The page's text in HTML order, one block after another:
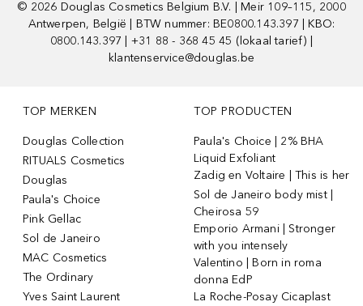
© 2026 Douglas Cosmetics Belgium B.V. | Meir 109–115, 2000
Antwerpen, België | BTW nummer: BE0800.143.397 | KBO:
0800.143.397 | +31 88 - 368 45 45 (lokaal tarief) |
klantenservice@douglas.be
TOP MERKEN
Douglas Collection
RITUALS Cosmetics
Douglas
Paula's Choice
Pink Gellac
Sol de Janeiro
MAC Cosmetics
The Ordinary
Yves Saint Laurent
TOP PRODUCTEN
Paula's Choice | 2% BHA
Liquid Exfoliant
Zadig en Voltaire | This is her
Sol de Janeiro body mist |
Cheirosa 59
Emporio Armani | Stronger
with you intensely
Valentino | Born in roma
donna EdP
La Roche-Posay Cicaplast